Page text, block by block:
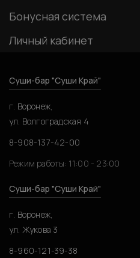
Бонусная система
Личный кабинет
Суши-бар "Суши Край"
г. Воронеж,
ул. Волгоградская 4
8-908-137-42-00
Режим работы: 11:00 - 23:00
Суши-бар "Суши Край"
г. Воронеж,
ул. Жукова 3
8-960-121-39-38